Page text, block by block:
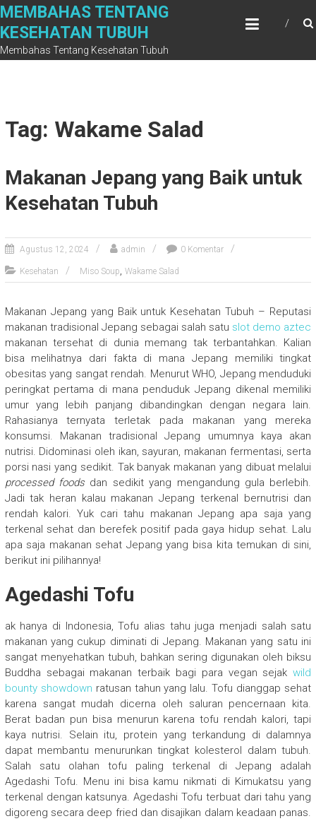
Skip
content
MEMBAHAS TENTANG
KESEHATAN TUBUH
Membahas Tentang Kesehatan Tubuh
Tag: Wakame Salad
Makanan Jepang yang Baik untuk
Kesehatan Tubuh
Agustus 12, 2024 admin 0 Komentar
Kesehatan Miso Soup, Wakame Salad
Makanan Jepang yang Baik untuk Kesehatan Tubuh – Reputasi
makanan tradisional Jepang sebagai salah satu slot demo aztec
makanan tersehat di dunia memang tak terbantahkan. Kalian
bisa melihatnya dari fakta di mana Jepang memiliki tingkat
obesitas yang sangat rendah. Menurut WHO, Jepang menduduki
peringkat pertama di mana penduduk Jepang dikenal memiliki
umur yang lebih panjang dibandingkan dengan negara lain.
Rahasianya ternyata terletak pada makanan yang mereka
konsumsi. Makanan tradisional Jepang umumnya kaya akan
nutrisi. Didominasi oleh ikan, sayuran, makanan fermentasi, serta
porsi nasi yang sedikit. Tak banyak makanan yang dibuat melalui
processed foodsdan sedikit yang mengandung gula berlebih.
Jadi tak heran kalau makanan Jepang terkenal bernutrisi dan
rendah kalori. Yuk cari tahu makanan Jepang apa saja yang
terkenal sehat dan berefek positif pada gaya hidup sehat. Lalu
apa saja makanan sehat Jepang yang bisa kita temukan di sini,
berikut ini pilihannya!
Agedashi Tofu
ak hanya di Indonesia, Tofu alias tahu juga menjadi salah satu
makanan yang cukup diminati di Jepang. Makanan yang satu ini
sangat menyehatkan tubuh, bahkan sering digunakan oleh biksu
Buddha sebagai makanan terbaik bagi para vegan sejakwild
bounty showdown ratusan tahun yang lalu. Tofu dianggap sehat
karena sangat mudah dicerna oleh saluran pencernaan kita.
Berat badan pun bisa menurun karena tofu rendah kalori, tapi
kaya nutrisi. Selain itu, protein yang terkandung di dalamnya
dapat membantu menurunkan tingkat kolesterol dalam tubuh.
Salah satu olahan tofu paling terkenal di Jepang adalah
Agedashi Tofu. Menu ini bisa kamu nikmati di Kimukatsu yang
terkenal dengan katsunya. Agedashi Tofu terbuat dari tahu yang
digoreng secara deep fried dan disajikan dalam keadaan panas.